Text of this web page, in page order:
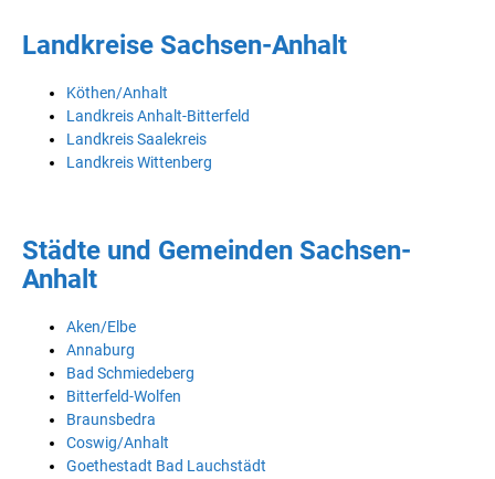
Landkreise Sachsen-Anhalt
Köthen/Anhalt
Landkreis Anhalt-Bitterfeld
Landkreis Saalekreis
Landkreis Wittenberg
Städte und Gemeinden Sachsen-
Anhalt
Aken/Elbe
Annaburg
Bad Schmiedeberg
Bitterfeld-Wolfen
Braunsbedra
Coswig/Anhalt
Goethestadt Bad Lauchstädt